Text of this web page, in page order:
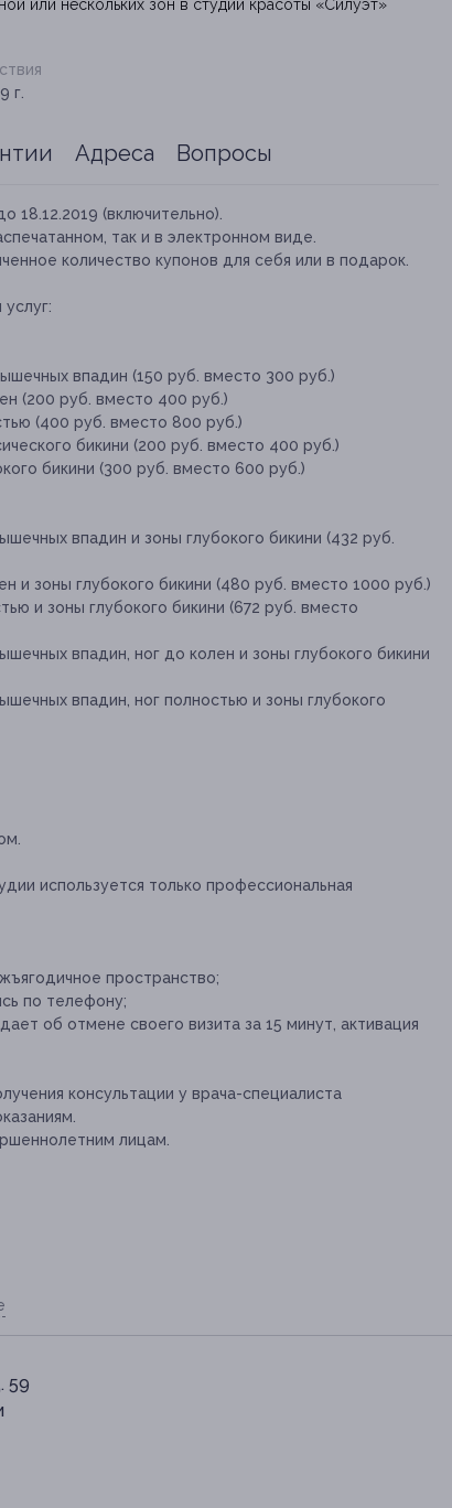
г.
Адреса Вопросы
18.12.2019 (включительно).
так и в электронном виде.
количество купонов для себя или в подарок.
впадин (150 руб. вместо 300 руб.)
(200 руб. вместо 400 руб.)
(400 руб. вместо 800 руб.)
бикини (200 руб. вместо 400 руб.)
бикини (300 руб. вместо 600 руб.)
впадин и зоны глубокого бикини (432 руб.
и зоны глубокого бикини (480 руб. вместо 1000 руб.)
и зоны глубокого бикини (672 руб. вместо
впадин, ног до колен и зоны глубокого бикини
впадин, ног полностью и зоны глубокого
используется только профессиональная
пространство;
по телефону;
об отмене своего визита за 15 минут, активация
консультации у врача-специалиста
лицам.
59